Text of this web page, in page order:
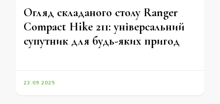
Огляд складаного столу Ranger
Compact Hike 211: універсальний
супутник для будь-яких пригод
23.09.2025